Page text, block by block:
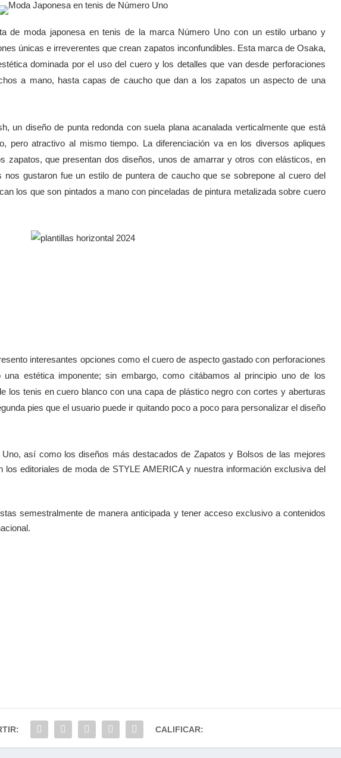
de moda japonesa en tenis de la marca Número Uno con un estilo urbano y
únicas e irreverentes que crean zapatos inconfundibles. Esta marca de Osaka,
dominada por el uso del cuero y los detalles que van desde perforaciones
a mano, hasta capas de caucho que dan a los zapatos un aspecto de una
un diseño de punta redonda con suela plana acanalada verticalmente que está
pero atractivo al mismo tiempo. La diferenciación va en los diversos apliques
zapatos, que presentan dos diseños, unos de amarrar y otros con elásticos, en
gustaron fue un estilo de puntera de caucho que se sobrepone al cuero del
los que son pintados a mano con pinceladas de pintura metalizada sobre cuero
interesantes opciones como el cuero de aspecto gastado con perforaciones
una estética imponente; sin embargo, como citábamos al principio uno de los
los tenis en cuero blanco con una capa de plástico negro con cortes y aberturas
pies que el usuario puede ir quitando poco a poco para personalizar el diseño
así como los diseños más destacados de Zapatos y Bolsos de las mejores
los editoriales de moda de STYLE AMERICA y nuestra información exclusiva del
semestralmente de manera anticipada y tener acceso exclusivo a contenidos
CALIFICAR: